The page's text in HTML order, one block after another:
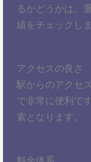
るかどうかは、
績をチェックし
アクセスの良さ
駅からのアクセ
で非常に便利で
素となります。